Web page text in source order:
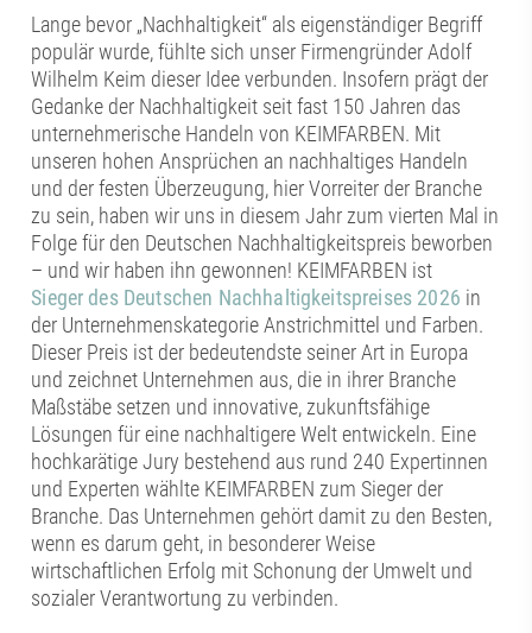
Lange bevor „Nachhaltigkeit“ als eigenständiger Begriff
populär wurde, fühlte sich unser Firmengründer Adolf
Wilhelm Keim dieser Idee verbunden. Insofern prägt der
Gedanke der Nachhaltigkeit seit fast 150 Jahren das
unternehmerische Handeln von KEIMFARBEN. Mit
unseren hohen Ansprüchen an nachhaltiges Handeln
und der festen Überzeugung, hier Vorreiter der Branche
zu sein, haben wir uns in diesem Jahr zum vierten Mal in
Folge für den Deutschen Nachhaltigkeitspreis beworben
– und wir haben ihn gewonnen! KEIMFARBEN ist
Sieger des Deutschen Nachhaltigkeitspreises 2026 in
der Unternehmenskategorie Anstrichmittel und Farben.
Dieser Preis ist der bedeutendste seiner Art in Europa
und zeichnet Unternehmen aus, die in ihrer Branche
Maßstäbe setzen und innovative, zukunftsfähige
Lösungen für eine nachhaltigere Welt entwickeln. Eine
hochkarätige Jury bestehend aus rund 240 Expertinnen
und Experten wählte KEIMFARBEN zum Sieger der
Branche. Das Unternehmen gehört damit zu den Besten,
wenn es darum geht, in besonderer Weise
wirtschaftlichen Erfolg mit Schonung der Umwelt und
sozialer Verantwortung zu verbinden.